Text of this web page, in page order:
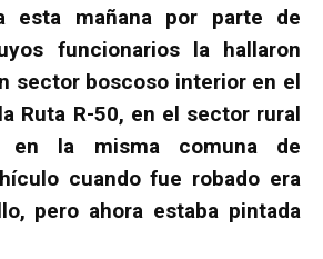
esta mañana por parte de
funcionarios la hallaron
sector boscoso interior en el
Ruta R-50, en el sector rural
en la misma comuna de
cuando fue robado era
pero ahora estaba pintada